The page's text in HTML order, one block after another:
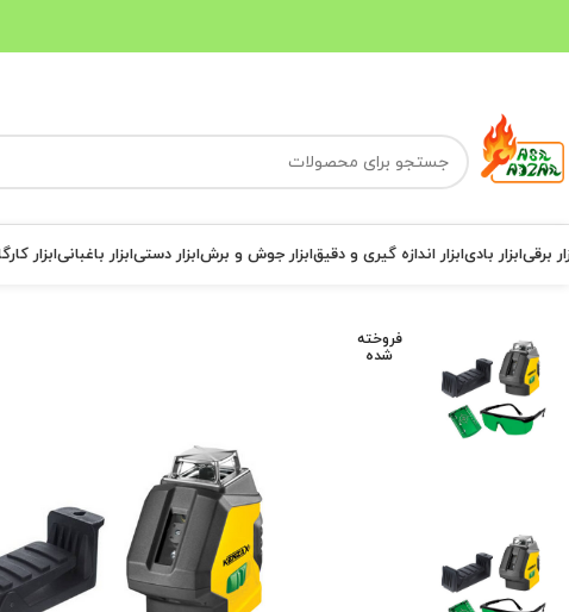
برقیابزار بادیابزار اندازه گیری و دقیقابزار جوش و برشابزار دستیابزار باغبانیابزار
فروخته
شده